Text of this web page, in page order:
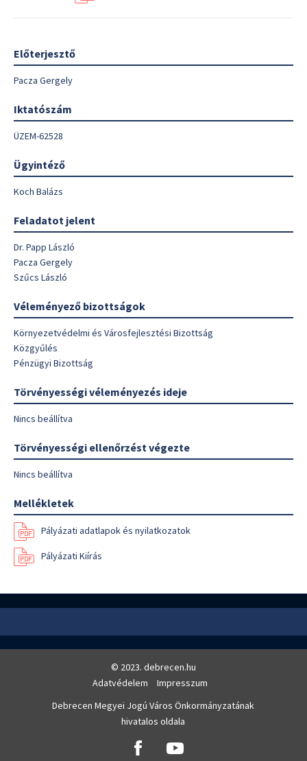
Előterjesztő
Pacza Gergely
Iktatószám
ÜZEM-62528
Ügyintéző
Koch Balázs
Feladatot jelent
Dr. Papp László
Pacza Gergely
Szűcs László
Véleményező bizottságok
Környezetvédelmi és Városfejlesztési Bizottság
Közgyűlés
Pénzügyi Bizottság
Törvényességi véleményezés ideje
Nincs beállítva
Törvényességi ellenőrzést végezte
Nincs beállítva
Mellékletek
Pályázati adatlapok és nyilatkozatok
Pályázati Kiírás
© 2023. debrecen.hu
Adatvédelem
Impresszum
Debrecen Megyei Jogú Város Önkormányzatának
hivatalos oldala